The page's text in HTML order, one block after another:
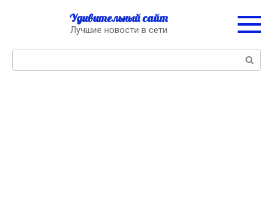
Удивительный сайт
Лучшие новости в сети